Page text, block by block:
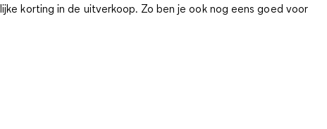
korting in de uitverkoop. Zo ben je ook nog eens goed voor